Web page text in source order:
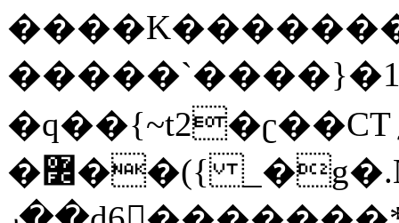
�q��{~t2�ʗ��CT؍���������{�~}ur����u�}o����(�:�j���=����{�۝Vo�An��J^��������M\M�'{{l�i
�߼��({ _�g�.Nfӻg����f7z91o^��̤^�>��2�`�:|#dk�{>�>>&�tsw�Nwo�?